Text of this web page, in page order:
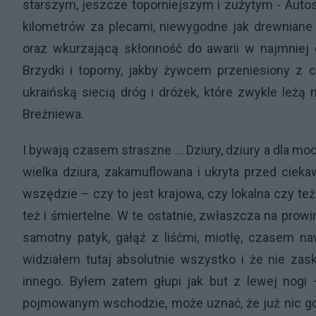
starszym, jeszcze toporniejszym i zużytym -
kilometrów za plecami, niewygodne jak
oraz wkurzającą skłonność do awarii w
Brzydki i toporny, jakby żywcem przeniesiony z
ukraińską siecią dróg i dróżek, które zwykle leżą
Breżniewa.
I bywają czasem straszne … Dziury, dziury a dla
wielka dziura, zakamuflowana i ukryta przed
wszędzie – czy to jest krajowa, czy lokalna czy
też i śmiertelne. W te ostatnie, zwłaszcza na
samotny patyk, gałąź z liśćmi, miotłę, czasem
widziałem tutaj absolutnie wszystko i że nie
innego. Byłem zatem głupi jak but z lewej
pojmowanym wschodzie, może uznać, że już nic